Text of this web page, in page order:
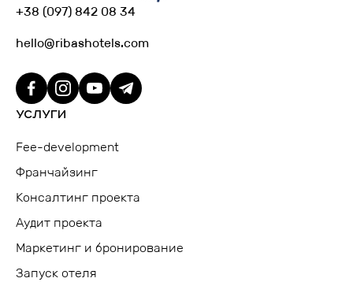
УСЛУГИ
Fee-development
Франчайзинг
Консалтинг проекта
Аудит проекта
Маркетинг и бронирование
Запуск отеля
+38 (097) 842 08 34
hello@ribashotels.com